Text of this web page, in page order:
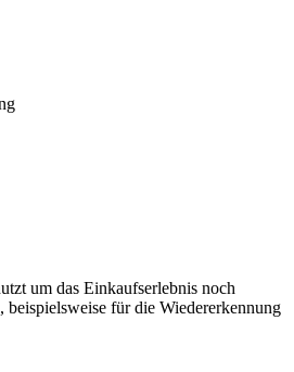
um das Einkaufserlebnis noch
beispielsweise für die Wiedererkennung